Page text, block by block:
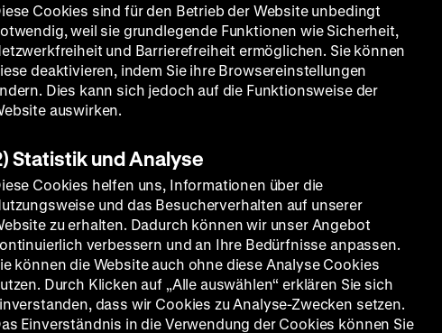
Cookies sind für den Betrieb der Website unbedingt
weil sie grundlegende Funktionen wie Sicherheit,
und Barrierefreiheit ermöglichen. Sie können
deaktivieren, indem Sie ihre Browsereinstellungen
Dies kann sich jedoch auf die Funktionsweise der
auswirken.
Statistik und Analyse
Cookies helfen uns, Informationen über die
und das Besucherverhalten auf unserer
zu erhalten. Dadurch können wir unser Angebot
verbessern und an Ihre Bedürfnisse anpassen.
können die Website auch ohne diese Analyse Cookies
Durch Klicken auf „Alle auswählen“ erklären Sie sich
dass wir Cookies zu Analyse-Zwecken setzen.
Einverständnis in die Verwendung der Cookies können Sie